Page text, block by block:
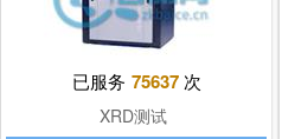
已服务 75637次
XRD测试